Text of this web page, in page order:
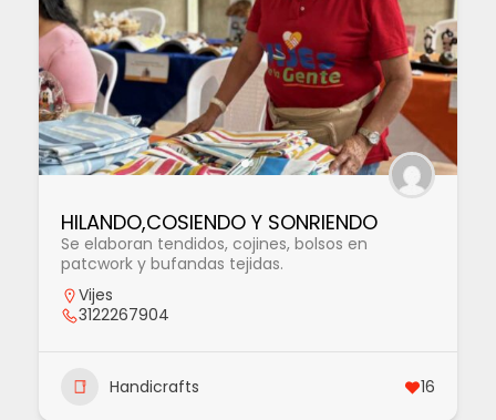
HILANDO,COSIENDO Y SONRIENDO
Se elaboran tendidos, cojines, bolsos en
patcwork y bufandas tejidas.
Vijes
3122267904
Handicrafts 16